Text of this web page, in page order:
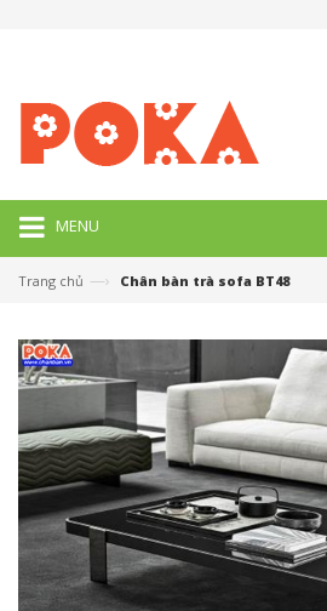
MENU
Trang chủ —› Chân bàn trà sofa BT48